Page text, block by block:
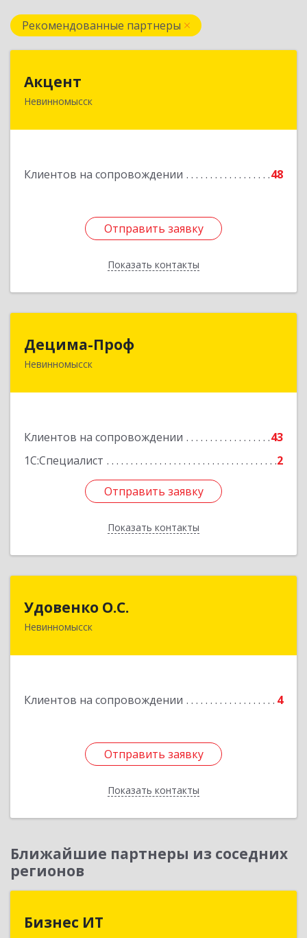
Рекомендованные партнеры
Акцент
Невинномысск
Клиентов на сопровождении 48
Отправить заявку
Показать контакты
357112, Ставропольский край, Невинномысск г,
Отправить заявку
Назад
Децима-Проф
Невинномысск
Клиентов на сопровождении
43
1С:Специалист
2
Отправить заявку
Показать контакты
357100, Ставропольский край, Невинномысск г,
Отправить заявку
Назад
Удовенко О.С.
Невинномысск
Клиентов на сопровождении 4
Отправить заявку
Показать контакты
357 100, г.Невинномысск, ул.Революцеонная,
Отправить заявку
Назад
Ближайшие партнеры из соседних
регионов
Бизнес ИТ